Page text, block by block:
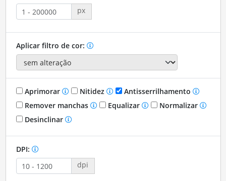
px
Aplicar filtro de cor:
Aprimorar Nitidez
Antisserrilhamento
Remover manchas
Equalizar
Normalizar
Desinclinar
DPI:
dpi